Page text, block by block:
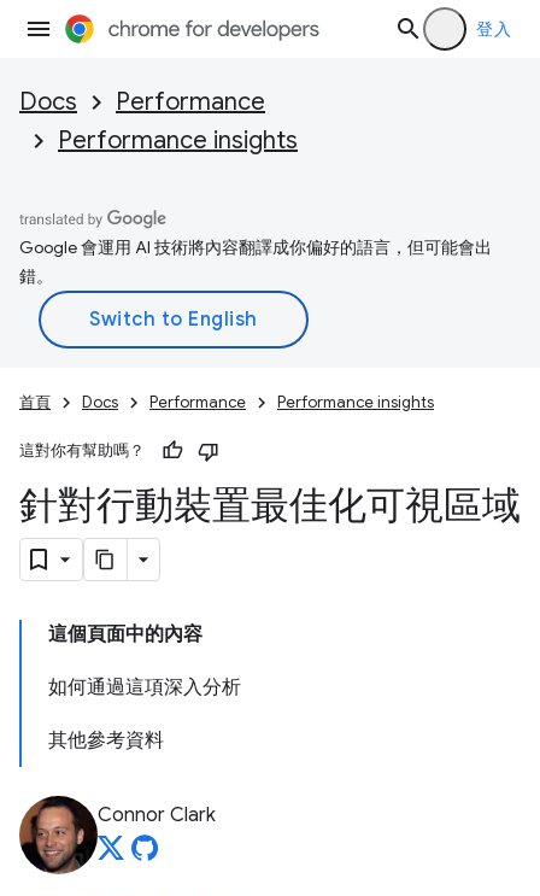
登入
Docs
Performance
Performance insights
Google 會運用 AI 技術將內容翻譯成你偏好的語言，但可能會出
錯。
首頁 Docs Performance Performance insights
這對你有幫助嗎？
針對行動裝置最佳化可視區域
這個頁面中的內容
如何通過這項深入分析
其他參考資料
Connor Clark